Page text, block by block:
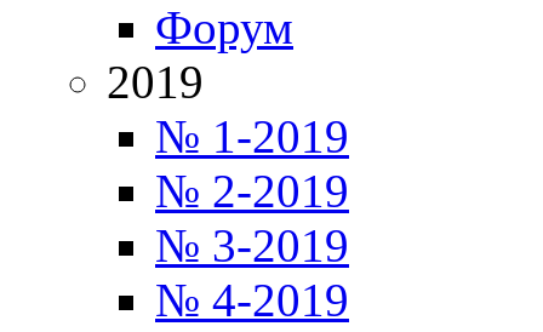
Форум
2019
№ 1-2019
№ 2-2019
№ 3-2019
№ 4-2019